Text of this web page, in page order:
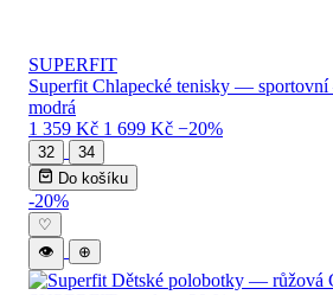
SUPERFIT
Superfit Chlapecké tenisky —
modrá
1 359 Kč 1 699 Kč −20%
32
34
Do košíku
-20%
♡
👁
⊕